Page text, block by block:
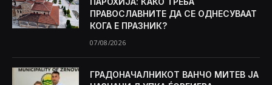
ПРАВОСЛАВНИТЕ ДА СЕ ОДНЕСУВААТ
КОГА Е ПРАЗНИК?
07/08/2026
ГРАДОНАЧАЛНИКОТ ВАНЧО МИТЕВ ЈА